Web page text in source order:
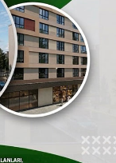
"sözde
para
finans